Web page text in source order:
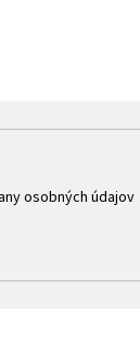
osobných údajov